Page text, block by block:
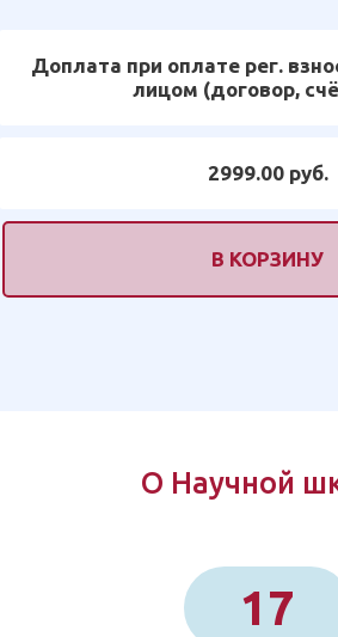
Доплата при оплате рег.
лицом (договор,
2999.00 руб.
В КОРЗИНУ
О Научной
17